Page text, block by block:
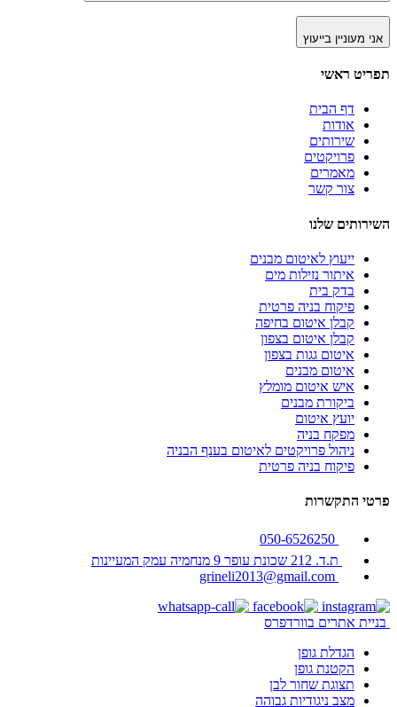
אני מעוניין בייעוץ
תפריט ראשי
דף הבית
אודות
שירותים
פרויקטים
מאמרים
צור קשר
השירותים שלנו
ייעוץ לאיטום מבנים
איתור נזילות מים
בדק בית
פיקוח בניה פרטית
קבלן איטום בחיפה
קבלן איטום בצפון
איטום גגות בצפון
איטום מבנים
איש איטום מומלץ
ביקורת מבנים
יועץ איטום
מפקח בניה
ניהול פרויקטים לאיטום בענף הבניה
פיקוח בניה פרטית
פרטי התקשרות
ת.ד. 212 שכונת עופר 9 מנחמיה עמק המעיינות
בניית אתרים בוורדפרס
הגדלת גופן
הקטנת גופן
תצוגת שחור לבן
מצב ניגודיות גבוהה